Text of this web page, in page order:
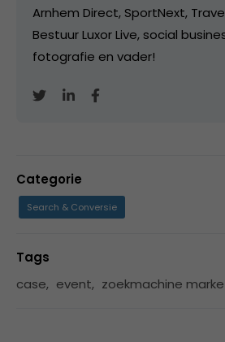
Arnhem Direct, SportNext,
Bestuur Luxor Live, social
fotografie en vader!
Categorie
Search & Conversie
Tags
case, event, zoekmachine